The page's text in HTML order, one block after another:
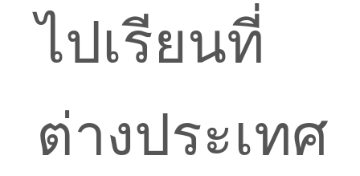
ไปเรียนที่
ต่างประเทศ